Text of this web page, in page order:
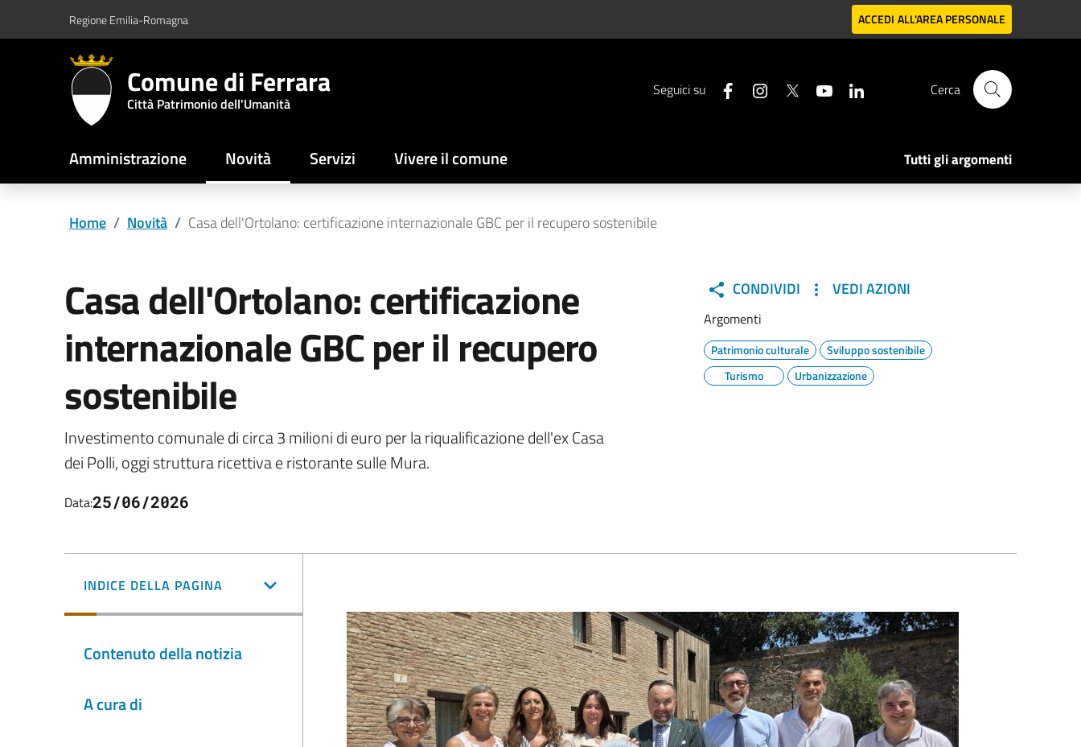
Vai al contenuto principale
Vai al footerRegione Emilia-Romagna ACCEDI ALL'AREA PERSONALE
Comune di Ferrara
Città Patrimonio dell'Umanità
Seguici su Cerca
Amministrazione Novità Servizi Vivere il comune Tutti gli argomenti
Home / Novità / Casa dell'Ortolano: certificazione internazionale GBC per il recupero sostenibile
Casa dell'Ortolano: certificazione
internazionale GBC per il recupero
sostenibile
Investimento comunale di circa 3 milioni di euro per la riqualificazione dell'ex Casa
dei Polli, oggi struttura ricettiva e ristorante sulle Mura.
Data:25/06/2026
CONDIVIDI VEDI AZIONI
Argomenti
Patrimonio culturale
Sviluppo sostenibile
Turismo
Urbanizzazione
INDICE DELLA PAGINA
Contenuto della notizia
A cura di